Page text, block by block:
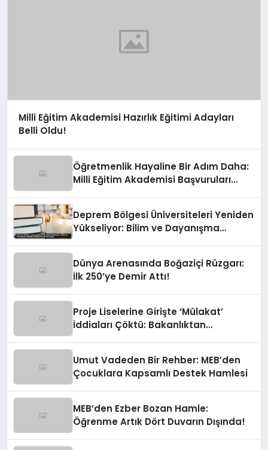
Milli Eğitim Akademisi Hazırlık Eğitimi Adayları
Belli Oldu!
Öğretmenlik Hayaline Bir Adım Daha:
Milli Eğitim Akademisi Başvuruları
Deprem Bölgesi Üniversiteleri Yeniden
Yükseliyor: Bilim ve Dayanışma
Dünya Arenasında Boğaziçi Rüzgarı:
İlk 250’ye Demir Attı!
Proje Liselerine Girişte ‘Mülakat’
İddiaları Çöktü: Bakanlıktan
Umut Vadeden Bir Rehber: MEB’den
Çocuklara Kapsamlı Destek Hamlesi
MEB’den Ezber Bozan Hamle:
Öğrenme Artık Dört Duvarın Dışında!